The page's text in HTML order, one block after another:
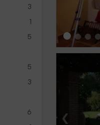
3
1
5
5
3
6 ‹